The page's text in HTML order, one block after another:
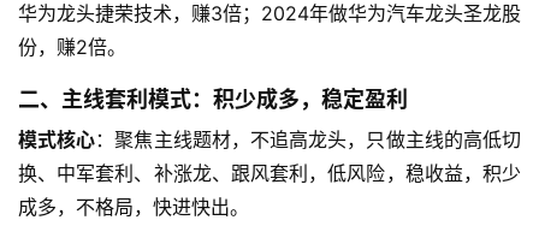
华为龙头捷荣技术，赚3倍；2024年做华为汽车龙头圣龙股
份，赚2倍。
二、主线套利模式：积少成多，稳定盈利
模式核心：聚焦主线题材，不追高龙头，只做主线的高低切
换、中军套利、补涨龙、跟风套利，低风险，稳收益，积少
成多，不格局，快进快出。